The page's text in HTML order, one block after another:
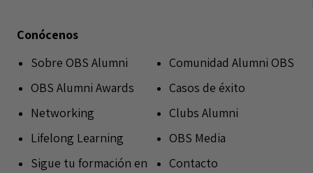
Conócenos
Sobre OBS Alumni
OBS Alumni Awards
Networking
Lifelong Learning
Sigue tu formación en
Comunidad Alumni OBS
Casos de éxito
Clubs Alumni
OBS Media
Contacto